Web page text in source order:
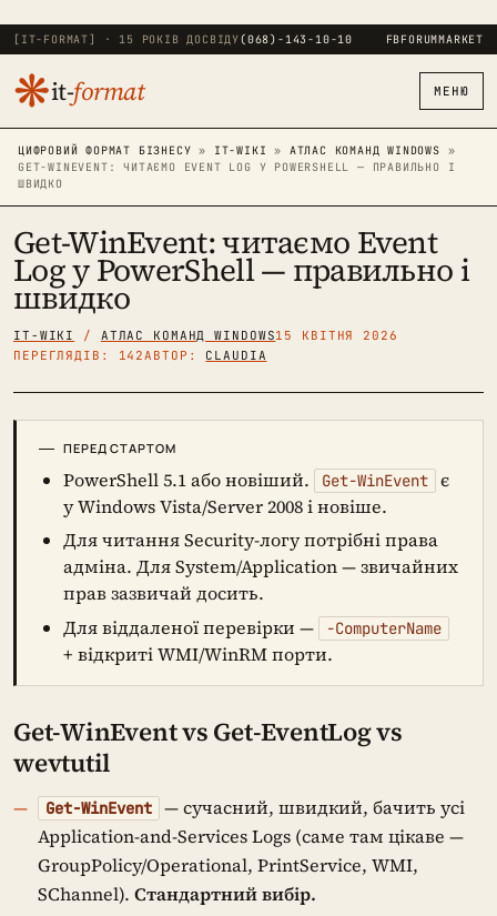
[IT-FORMAT] · 15 РОКІВ ДОСВІДУ(068)-143-10-10 FBFORUMMARKET
❋it-format МЕНЮ
ЦИФРОВИЙ ФОРМАТ БІЗНЕСУ » IT-WIKI » АТЛАС КОМАНД WINDOWS »
GET-WINEVENT: ЧИТАЄМО EVENT LOG У POWERSHELL — ПРАВИЛЬНО І
ШВИДКО
Get-WinEvent: читаємо Event
Log у PowerShell — правильно і
швидко
IT-WIKI / АТЛАС КОМАНД WINDOWS15 КВІТНЯ 2026
ПЕРЕГЛЯДІВ: 142АВТОР: CLAUDIA
ПЕРЕД СТАРТОМ
PowerShell 5.1 або новіший. Get-WinEvent
є
у Windows Vista/Server 2008 і новіше.
Для читання Security-логу потрібні права
адміна. Для System/Application — звичайних
прав зазвичай досить.
Для віддаленої перевірки —
-ComputerName
+ відкриті WMI/WinRM порти.
Get-WinEvent vs Get-EventLog vs
wevtutil
Get-WinEvent
— сучасний, швидкий, бачить усі
Application-and-Services Logs (саме там цікаве —
GroupPolicy/Operational, PrintService, WMI,
SChannel).Стандартний вибір.